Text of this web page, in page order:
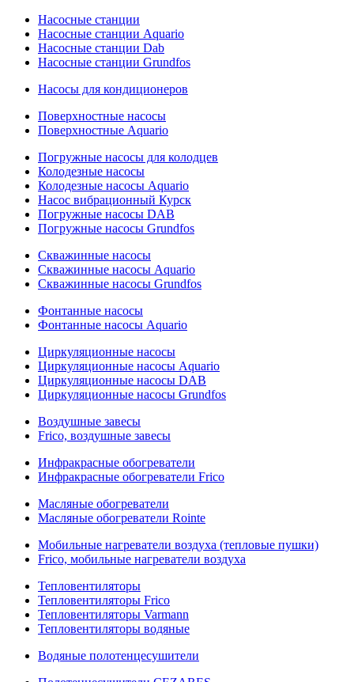
Насосные станции
Насосные станции Aquario
Насосные станции Dab
Насосные станции Grundfos
Насосы для кондиционеров
Поверхностные насосы
Поверхностные Aquario
Погружные насосы для колодцев
Колодезные насосы
Колодезные насосы Aquario
Насос вибрационный Курск
Погружные насосы DAB
Погружные насосы Grundfos
Скважинные насосы
Скважинные насосы Aquario
Скважинные насосы Grundfos
Фонтанные насосы
Фонтанные насосы Aquario
Циркуляционные насосы
Циркуляционные насосы Aquario
Циркуляционные насосы DAB
Циркуляционные насосы Grundfos
Воздушные завесы
Frico, воздушные завесы
Инфракрасные обогреватели
Инфракрасные обогреватели Frico
Масляные обогреватели
Масляные обогреватели Rointe
Мобильные нагреватели воздуха (тепловые пушки)
Frico, мобильные нагреватели воздуха
Тепловентиляторы
Тепловентиляторы Frico
Тепловентиляторы Varmann
Тепловентиляторы водяные
Водяные полотенцесушители